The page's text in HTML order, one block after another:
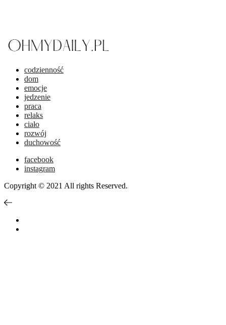
codzienność
dom
emocje
jedzenie
praca
relaks
ciało
rozwój
duchowość
facebook
instagram
Copyright © 2021 All rights Reserved.